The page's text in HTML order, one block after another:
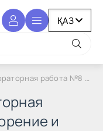
Оплодотворение и дробление зигот
и